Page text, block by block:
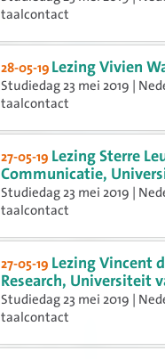
taalcontact
28-05-19 Lezing Vivien
Studiedag 23 mei 2019 |
taalcontact
27-05-19 Lezing Sterre
Communicatie,
Studiedag 23 mei 2019 |
taalcontact
27-05-19 Lezing Vincent
Research, Universiteit
Studiedag 23 mei 2019 |
taalcontact